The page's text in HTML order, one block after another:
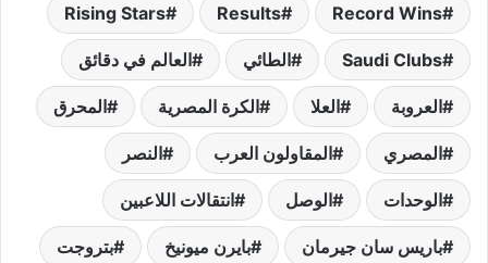
Record Wins
Results
Rising Stars
Saudi Clubs الطائي العالم في دقائق
العروبة العلا الكرة المصرية المحرق
المصري المقاولون العرب النصر
الوحدات الوصل انتقالات اللاعبين
باريس سان جيرمان بايرن ميونيخ بتروجت